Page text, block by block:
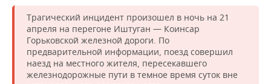
ВОЛЕЙБОЛ
КИБЕРСПОРТ
ФИГУРНОЕ КАТАНИЕ
ИСТОРИЯ
КУЛЬТУРА
МЕДИЦИНА
СПИСОК ПЕРСОН
СПИСОК КОМПАНИЙ
ПОЛНАЯ ВЕРСИЯ
Трагический инцидент произошел в ночь на 21
апреля на перегоне Иштуган — Коинсар
Горьковской железной дороги. По
предварительной информации, поезд совершил
наезд на местного жителя, пересекавшего
железнодорожные пути в темное время суток вне